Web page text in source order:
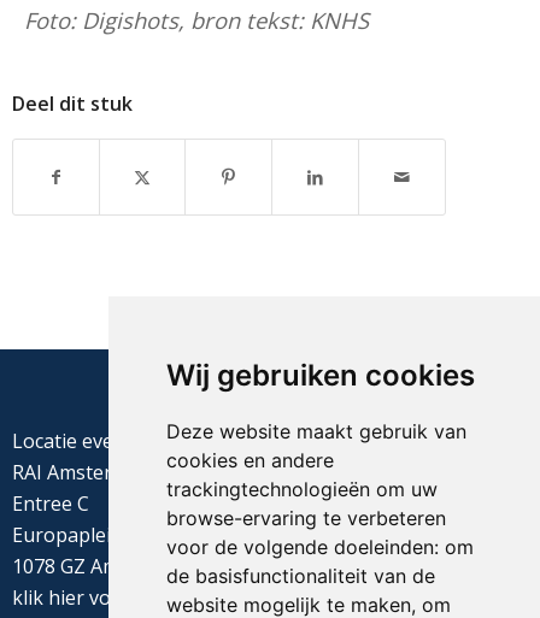
Wij gebruiken cookies
Deze website maakt gebruik van
cookies en andere
trackingtechnologieën om uw
browse-ervaring te verbeteren
voor de volgende doeleinden: om
de basisfunctionaliteit van de
website mogelijk te maken, om
Foto: Digishots, bron tekst: KNHS
Deel dit stuk
Locatie evenement
RAI Amsterdam
Entree C
Europaplein 22
1078 GZ Amsterdam
klik hiervoor de routebeschrijving